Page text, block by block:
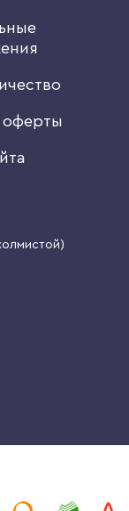
оферты